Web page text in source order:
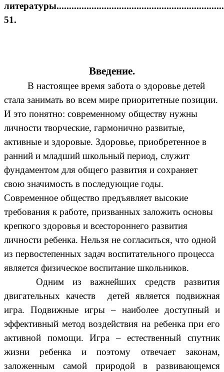
51.
Введение.
В настоящее время забота о здоровье детей
стала занимать во всем мире приоритетные позиции.
И это понятно: современному обществу нужны
личности творческие, гармонично развитые,
активные и здоровые. Здоровье, приобретенное в
ранний и младший школьный период, служит
фундаментом для общего развития и сохраняет
свою значимость в последующие годы.
Современное общество предъявляет высокие
требования к работе, призванных заложить основы
крепкого здоровья и всестороннего развития
личности ребенка. Нельзя не согласиться, что одной
из первостепенных задач воспитательного процесса
является физическое воспитание школьников.
Одним из важнейших средств развития
двигательных качеств детей является подвижная
игра. Подвижные игры – наиболее доступный и
эффективный метод воздействия на ребенка при его
активной помощи. Игра – естественный спутник
жизни ребенка и поэтому отвечает законам,
заложенным самой природой в развивающемся